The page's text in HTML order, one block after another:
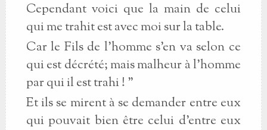
Cependant voici que la main de celui
qui me trahit est avec moi sur la table.
Car le Fils de l'homme s'en va selon ce
qui est décrété; mais malheur à l'homme
par qui il est trahi ! "
Et ils se mirent à se demander entre eux
qui pouvait bien être celui d'entre eux